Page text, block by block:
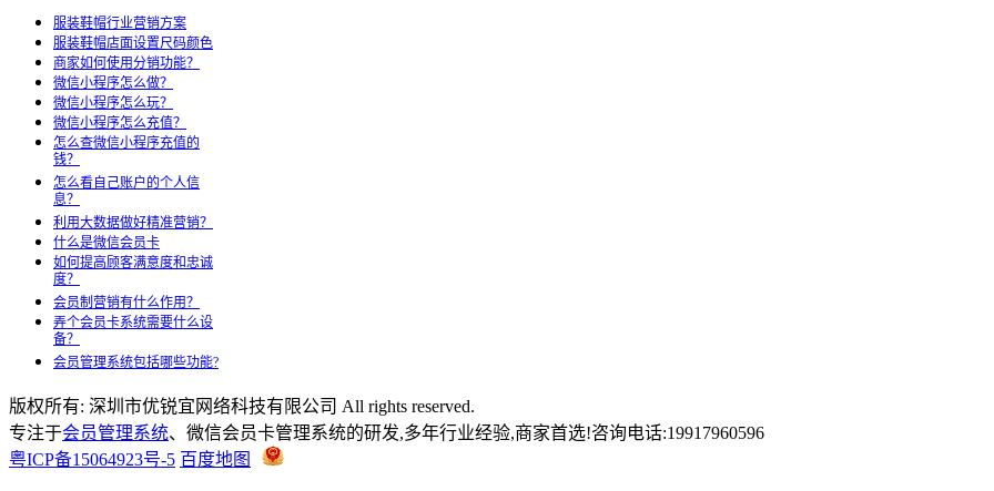
服装鞋帽行业营销方案
服装鞋帽店面设置尺码颜色
商家如何使用分销功能？
微信小程序怎么做？
微信小程序怎么玩？
微信小程序怎么充值？
怎么查微信小程序充值的
钱？
怎么看自己账户的个人信
息？
利用大数据做好精准营销？
什么是微信会员卡
如何提高顾客满意度和忠诚
度？
会员制营销有什么作用？
弄个会员卡系统需要什么设
备？
会员管理系统包括哪些功能?
版权所有: 深圳市优锐宜网络科技有限公司 All rights reserved.
专注于会员管理系统、微信会员卡管理系统的研发,多年行业经验,商家首选!咨询电话:19917960596
粤ICP备15064923号-5 百度地图